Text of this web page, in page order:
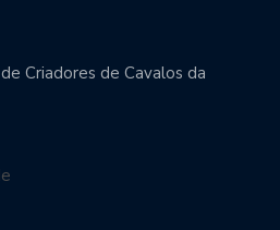
Criadores de Cavalos da